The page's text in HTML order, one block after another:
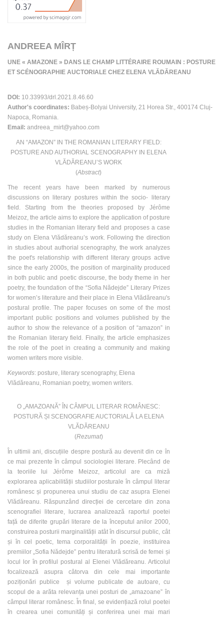
ANDREEA MÎRȚ
UNE « AMAZONE » DANS LE CHAMP LITTÉRAIRE ROUMAIN : POSTURE
ET SCÉNOGRAPHIE AUCTORIALE CHEZ ELENA VLĂDĂREANU
DOI: 10.33993/drl.2021.8.46.60
Author's coordinates: Babeș-Bolyai University, 21 Horea Str., 400174 Cluj-
Napoca, Romania.
Email: andreea_mirt@yahoo.com
AN “AMAZON” IN THE ROMANIAN LITERARY FIELD:
POSTURE AND AUTHORIAL SCENOGRAPHY IN ELENA
VLĂDĂREANU’S WORK
(Abstract)
The recent years have been marked by numerous
discussions on literary postures within the socio- literary
field. Starting from the theories proposed by Jérôme
Meizoz, the article aims to explore the application of posture
studies in the Romanian literary field and proposes a case
study on Elena Vlădăreanu’s work. Following the direction
in studies about authorial scenography, the work analyzes
the poet's relationship with different literary groups active
since the early 2000s, the position of marginality produced
in both public and poetic discourse, the body theme in her
poetry, the foundation of the “Sofia Nădejde” Literary Prizes
for womenʼs literature and their place in Elena Vlădăreanu's
postural profile. The paper focuses on some of the most
important public positions and volumes published by the
author to show the relevance of a position of “amazon” in
the Romanian literary field. Finally, the article emphasizes
the role of the poet in creating a community and making
women writers more visible.
Keywords: posture, literary scenography, Elena
Vlădăreanu, Romanian poetry, women writers.
O „AMAZOANĂ” ÎN CÂMPUL LITERAR ROMÂNESC:
POSTURĂ ȘI SCENOGRAFIE AUCTORIALĂ LA ELENA
VLĂDĂREANU
(Rezumat)
În ultimii ani, discuțiile despre postură au devenit din ce în
ce mai prezente în câmpul sociologiei literare. Plecând de
la teoriile lui Jérôme Meizoz, articolul are ca miză
explorarea aplicabilității studiilor posturale în câmpul literar
românesc și propunerea unui studiu de caz asupra Elenei
Vlădăreanu. Răspunzând direcției de cercetare din zona
scenografiei literare, lucrarea analizează raportul poetei
față de diferite grupări literare de la începutul anilor 2000,
construirea posturii marginalității atât în discursul public, cât
și în cel poetic, tema corporalității în poezie, instituirea
premiilor „Sofia Nădejde” pentru literatură scrisă de femei și
locul lor în profilul postural al Elenei Vlădăreanu. Articolul
focalizează asupra câtorva din cele mai importante
poziționări publice și volume publicate de autoare, cu
scopul de a arăta relevanța unei posturi de „amazoane” în
câmpul literar românesc. În final, se evidențiază rolul poetei
în crearea unei comunități și conferirea unei mai mari